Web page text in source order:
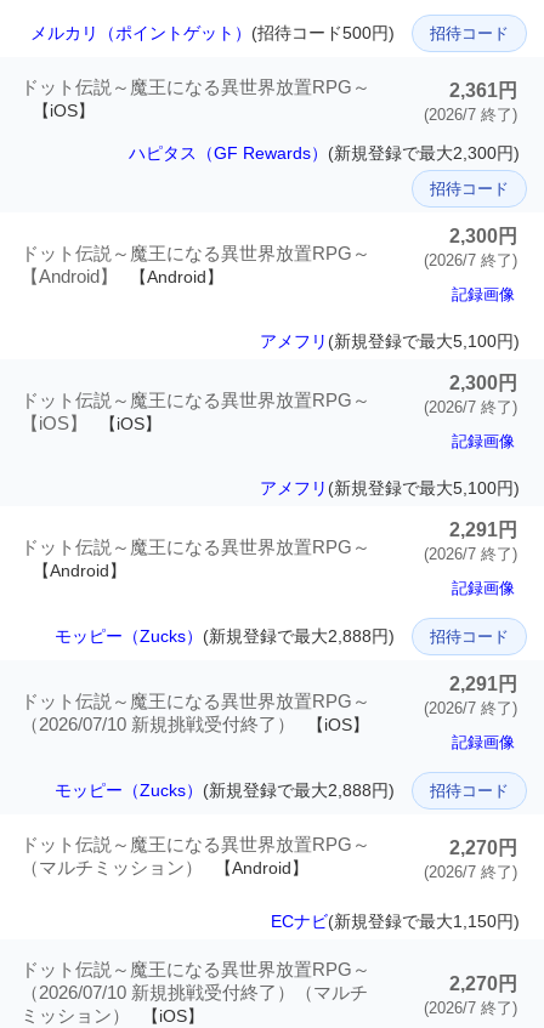
メルカリ（ポイントゲット） (招待コード500円) 招待コード
ドット伝説～魔王になる異世界放置RPG～
【iOS】
2,361円
(2026/7 終了)
ハピタス（GF Rewards） (新規登録で最大2,300円)
招待コード
ドット伝説～魔王になる異世界放置RPG～
【Android】
【Android】
2,300円
(2026/7 終了)
記録画像
アメフリ (新規登録で最大5,100円)
ドット伝説～魔王になる異世界放置RPG～
【iOS】
【iOS】
2,300円
(2026/7 終了)
記録画像
アメフリ (新規登録で最大5,100円)
ドット伝説～魔王になる異世界放置RPG～
【Android】
2,291円
(2026/7 終了)
記録画像
モッピー（Zucks） (新規登録で最大2,888円) 招待コード
ドット伝説～魔王になる異世界放置RPG～
（2026/07/10 新規挑戦受付終了）
【iOS】
2,291円
(2026/7 終了)
記録画像
モッピー（Zucks） (新規登録で最大2,888円) 招待コード
ドット伝説～魔王になる異世界放置RPG～
（マルチミッション）
【Android】
2,270円
(2026/7 終了)
ECナビ(新規登録で最大1,150円)
ドット伝説～魔王になる異世界放置RPG～
（2026/07/10 新規挑戦受付終了）（マルチ
ミッション）
【iOS】
2,270円
(2026/7 終了)